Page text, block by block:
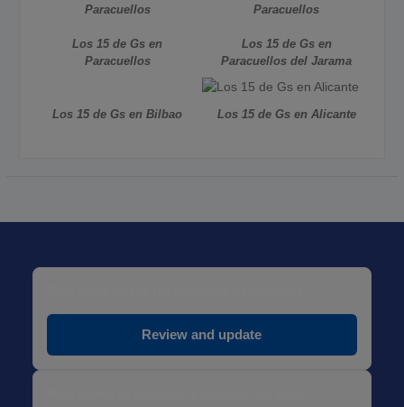
Paracuellos
Paracuellos
Los 15 de Gs en
Paracuellos
Los 15 de Gs en
Paracuellos del Jarama
Los 15 de Gs en Bilbao Los 15 de Gs en Alicante
Review and update